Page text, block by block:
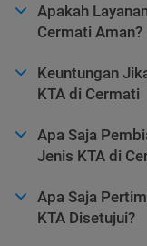
Apakah
Cermati Aman?
Keuntungan
KTA di Cermati
Apa Saja
Jenis KTA di
Apa Saja
KTA Disetujui?